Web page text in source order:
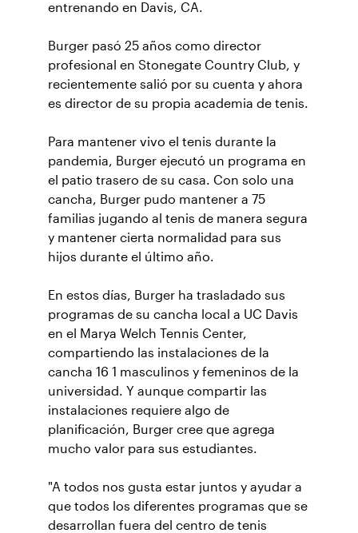
entrenando en Davis, CA.
Burger pasó 25 años como director
profesional en Stonegate Country Club, y
recientemente salió por su cuenta y ahora
es director de su propia academia de tenis.
Para mantener vivo el tenis durante la
pandemia, Burger ejecutó un programa en
el patio trasero de su casa. Con solo una
cancha, Burger pudo mantener a 75
familias jugando al tenis de manera segura
y mantener cierta normalidad para sus
hijos durante el último año.
En estos días, Burger ha trasladado sus
programas de su cancha local a UC Davis
en el Marya Welch Tennis Center,
compartiendo las instalaciones de la
cancha 16 1 masculinos y femeninos de la
universidad. Y aunque compartir las
instalaciones requiere algo de
planificación, Burger cree que agrega
mucho valor para sus estudiantes.
"A todos nos gusta estar juntos y ayudar a
que todos los diferentes programas que se
desarrollan fuera del centro de tenis